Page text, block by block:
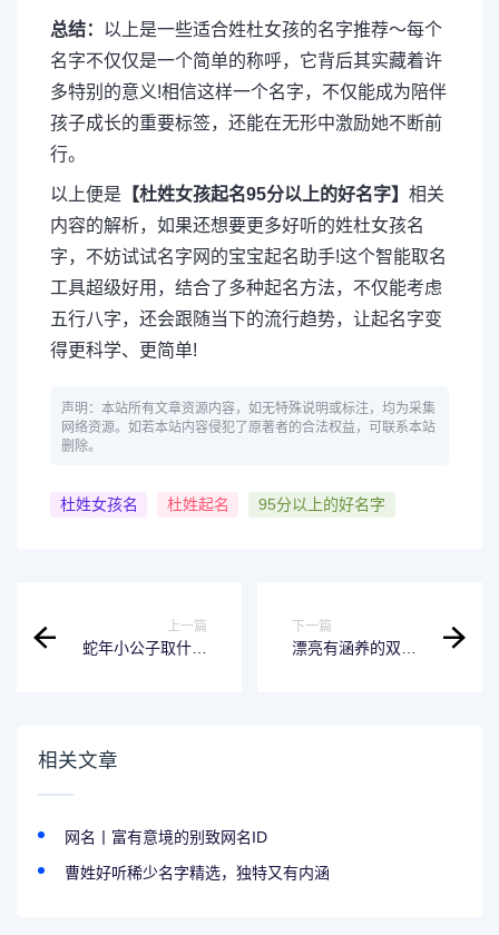
总结： 以上是一些适合姓杜女孩的名字推荐～每个
名字不仅仅是一个简单的称呼，它背后其实藏着许
多特别的意义!相信这样一个名字，不仅能成为陪伴
孩子成长的重要标签，还能在无形中激励她不断前
行。
以上便是 【杜姓女孩起名95分以上的好名字】 相关
内容的解析，如果还想要更多好听的姓杜女孩名
字，不妨试试名字网的宝宝起名助手!这个智能取名
工具超级好用，结合了多种起名方法，不仅能考虑
五行八字，还会跟随当下的流行趋势，让起名字变
得更科学、更简单!
声明：本站所有文章资源内容，如无特殊说明或标注，均为采集
网络资源。如若本站内容侵犯了原著者的合法权益，可联系本站
删除。
杜姓女孩名 杜姓起名 95分以上的好名字
上一篇
蛇年小公子取什么
下一篇
漂亮有涵养的双胞
相关文章
网名丨富有意境的别致网名ID
曹姓好听稀少名字精选，独特又有内涵